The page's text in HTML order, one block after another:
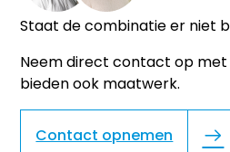
Staat de combinatie er niet
Neem direct contact op met
bieden ook maatwerk.
Contact opnemen